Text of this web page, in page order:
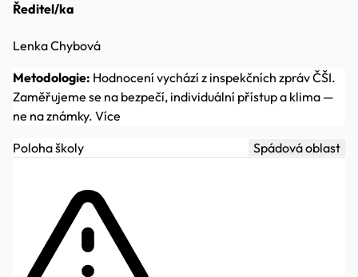
Ředitel/ka
Lenka Chybová
Metodologie: Hodnocení vychází z inspekčních zpráv ČŠI.
Zaměřujeme se na bezpečí, individuální přístup a klima —
ne na známky. Více
Poloha školy
Spádová oblast